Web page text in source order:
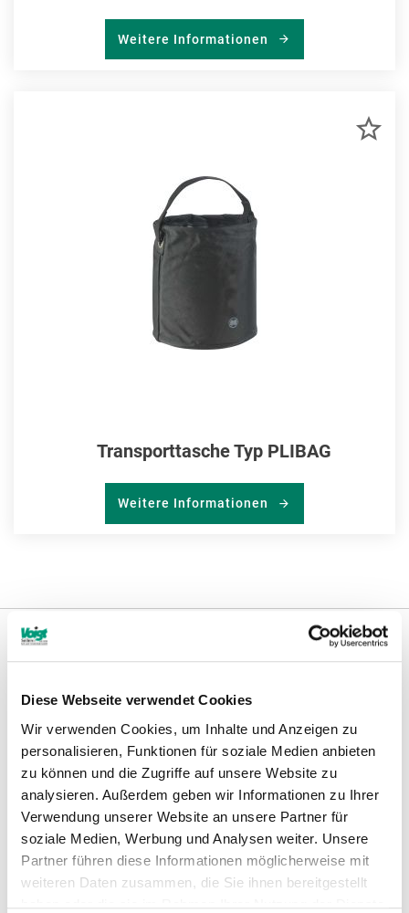
Diese Webseite verwendet Cookies
Wir verwenden Cookies, um Inhalte und Anzeigen zu
personalisieren, Funktionen für soziale Medien anbieten
zu können und die Zugriffe auf unsere Website zu
analysieren. Außerdem geben wir Informationen zu Ihrer
Verwendung unserer Website an unsere Partner für
soziale Medien, Werbung und Analysen weiter. Unsere
Partner führen diese Informationen möglicherweise mit
weiteren Daten zusammen, die Sie ihnen bereitgestellt
haben oder die sie im Rahmen Ihrer Nutzung der Dienste
Weitere Informationen
Transporttasche Typ PLIBAG
Weitere Informationen
Hinweise